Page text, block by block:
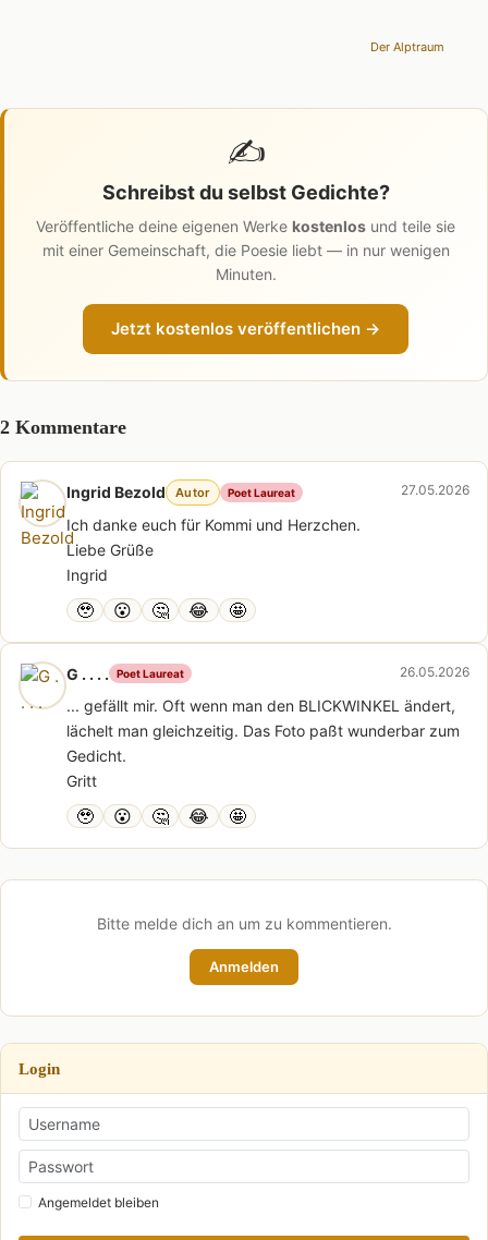
Der Alptraum
✍️
Schreibst du selbst Gedichte?
Veröffentliche deine eigenen Werke kostenlos und teile sie
mit einer Gemeinschaft, die Poesie liebt — in nur wenigen
Minuten.
Jetzt kostenlos veröffentlichen →
2 Kommentare
Ingrid Bezold Autor Poet Laureat 27.05.2026
Ich danke euch für Kommi und Herzchen.
Liebe Grüße
Ingrid
🥹 😮 🤔 😂 🤩
G . . . . Poet Laureat 26.05.2026
... gefällt mir. Oft wenn man den BLICKWINKEL ändert,
lächelt man gleichzeitig. Das Foto paßt wunderbar zum
Gedicht.
Gritt
🥹 😮 🤔 😂 🤩
Bitte melde dich an um zu kommentieren.
Anmelden
Login
Angemeldet bleiben